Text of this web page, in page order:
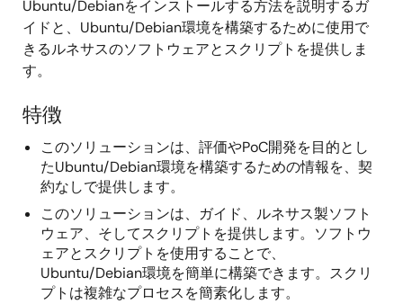
Ubuntu/Debianをインストールする方法を説明するガ
イドと、Ubuntu/Debian環境を構築するために使用で
きるルネサスのソフトウェアとスクリプトを提供しま
す。
特徴
このソリューションは、評価やPoC開発を目的とし
たUbuntu/Debian環境を構築するための情報を、契
約なしで提供します。
このソリューションは、ガイド、ルネサス製ソフト
ウェア、そしてスクリプトを提供します。ソフトウ
ェアとスクリプトを使用することで、
Ubuntu/Debian環境を簡単に構築できます。スクリ
プトは複雑なプロセスを簡素化します。